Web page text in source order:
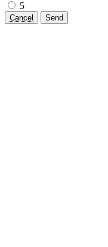
5
Cancel Send